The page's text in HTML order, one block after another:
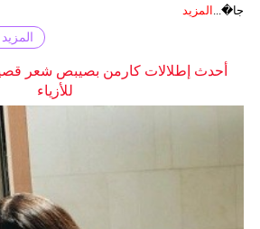
جا�... المزيد
أحدث إطلالات كارمن بصيبص شعر
للأزياء